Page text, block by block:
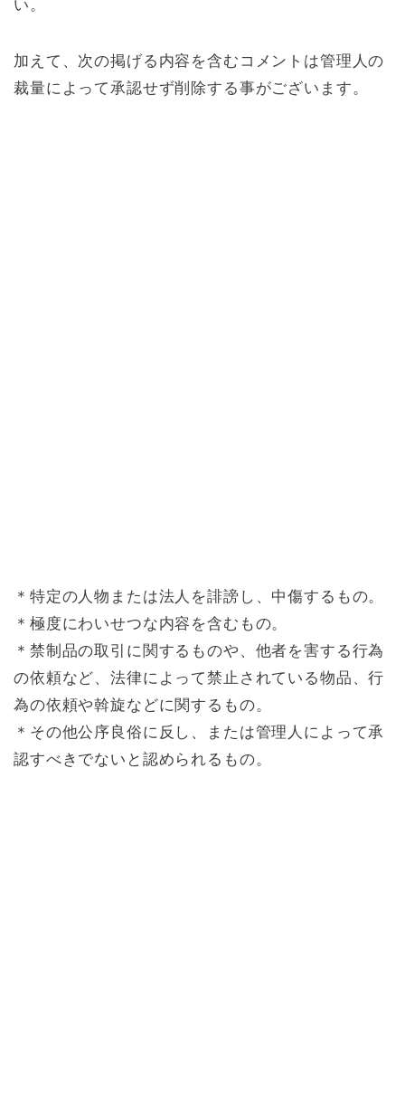
い。
加えて、次の掲げる内容を含むコメントは管理人の
裁量によって承認せず削除する事がございます。
＊特定の人物または法人を誹謗し、中傷するもの。
＊極度にわいせつな内容を含むもの。
＊禁制品の取引に関するものや、他者を害する行為
の依頼など、法律によって禁止されている物品、行
為の依頼や斡旋などに関するもの。
＊その他公序良俗に反し、または管理人によって承
認すべきでないと認められるもの。